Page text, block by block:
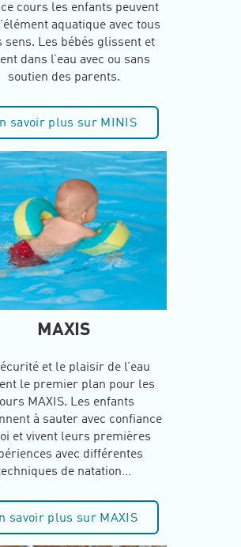
ce cours les enfants peuvent
aquatique avec tous
sens. Les bébés glissent et
dans l’eau avec ou sans
soutien des parents.
savoir plus sur MINIS
MAXIS
et le plaisir de l’eau
le premier plan pour les
MAXIS. Les enfants
à sauter avec confiance
et vivent leurs premières
avec différentes
de natation…
savoir plus sur MAXIS